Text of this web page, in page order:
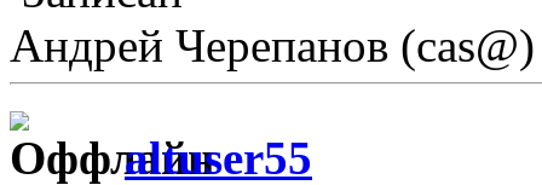
Андрей Черепанов (cas@)
altuser55